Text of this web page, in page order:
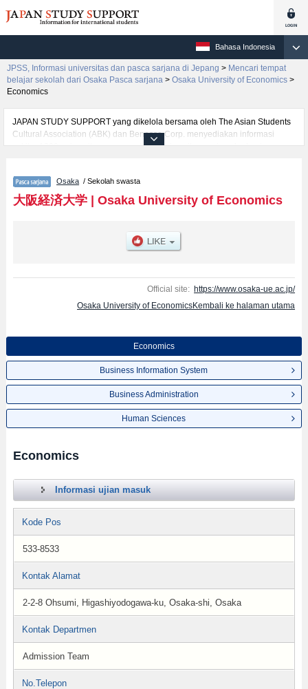
Bahasa Indonesia
JPSS, Informasi universitas dan pasca sarjana di Jepang > Mencari tempat
belajar sekolah dari Osaka Pasca sarjana > Osaka University of Economics >
Economics
JAPAN STUDY SUPPORT yang dikelola bersama oleh The Asian Students
Cultural Association (ABK) dan Benesse Corp. menyediakan informasi
sekitar 1300 universitas, pascasarjana, universitas yunior, akademi
mencakup informasi per jurusan riset seperti %% research %%, serta
berbagai informasi yang berguna bagi mahasiswa(i) mancanegara seperti
kuota untuk jumlah pendaftar dan jumlah kelulusan ujian masuk
kampus, akses jalan, dan lainnya. Silakan memanfaatkannya.
Osaka / Sekolah swasta
大阪経済大学| Osaka University of Economics
Official site: https://www.osaka-ue.ac.jp/
Osaka University of EconomicsKembali ke halaman utama
Economics
Business Information System
Business Administration
Human Sciences
Economics
Informasi ujian masuk
Kode Pos
533-8533
Kontak Alamat
2-2-8 Ohsumi, Higashiyodogawa-ku, Osaka-shi, Osaka
Kontak Departmen
Admission Team
No.Telepon